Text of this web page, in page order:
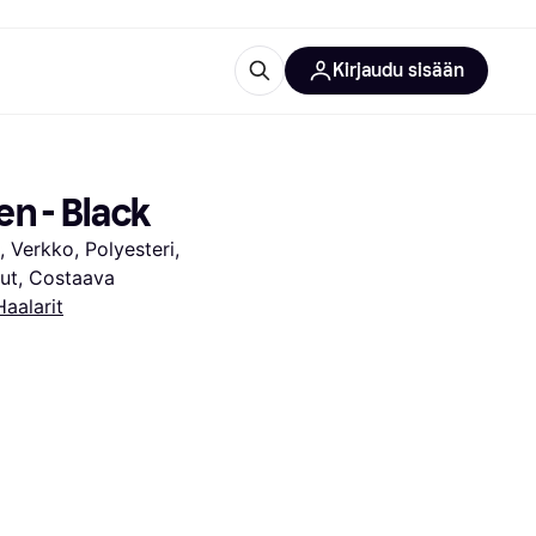
Kirjaudu sisään
- Black
Verkko, Polyesteri,
Costaava